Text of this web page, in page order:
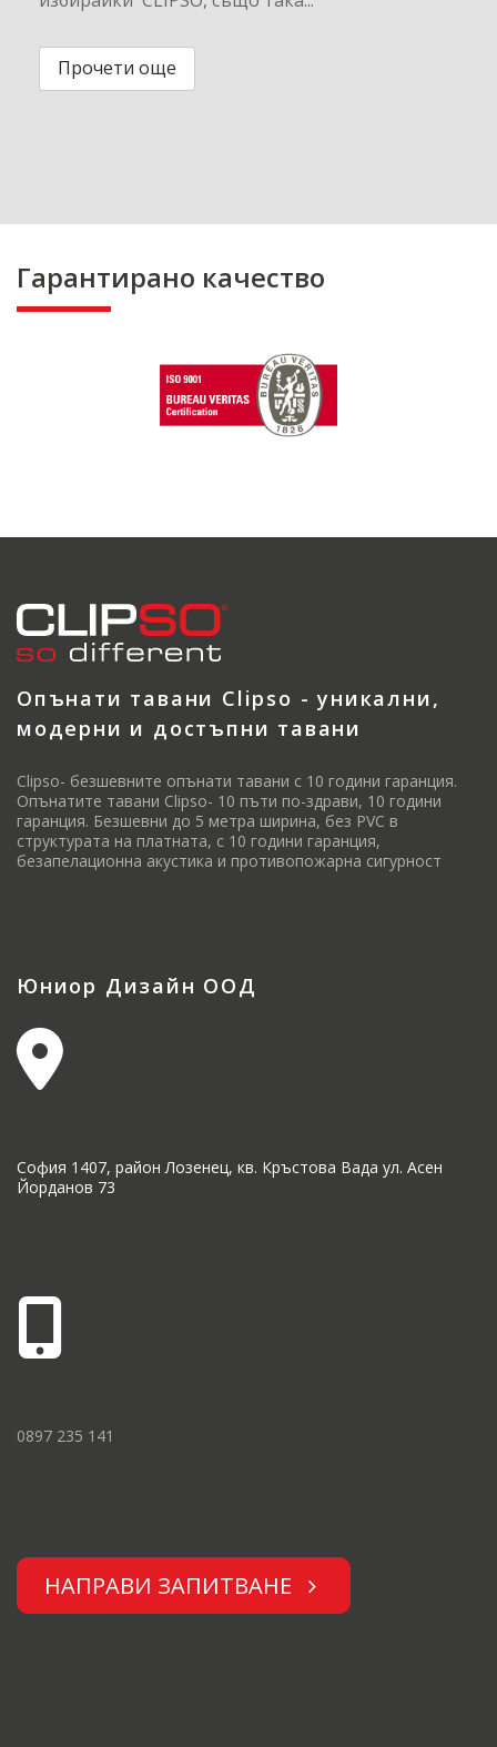
Прочети още
Гарантирано качество
Опънати тавани Clipso - уникални,
модерни и достъпни тавани
Clipso- безшевните опънати тавани с 10 години гаранция.
Опънатите тавани Clipso- 10 пъти по-здрави, 10 години
гаранция. Безшевни до 5 метра ширина, без PVC в
структурата на платната, с 10 години гаранция,
безапелационна акустика и противопожарна сигурност
Юниор Дизайн ООД
София 1407, район Лозенец, кв. Кръстова Вада ул. Асен
Йорданов 73
0897 235 141
НАПРАВИ ЗАПИТВАНЕ